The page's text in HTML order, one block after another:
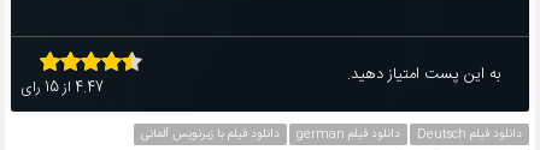
به این پست امتیاز دهید. 4.47 از15 رای
دانلود فیلم Deutsch دانلود فیلم german
دانلود فیلم با زیرنویس آلمانی